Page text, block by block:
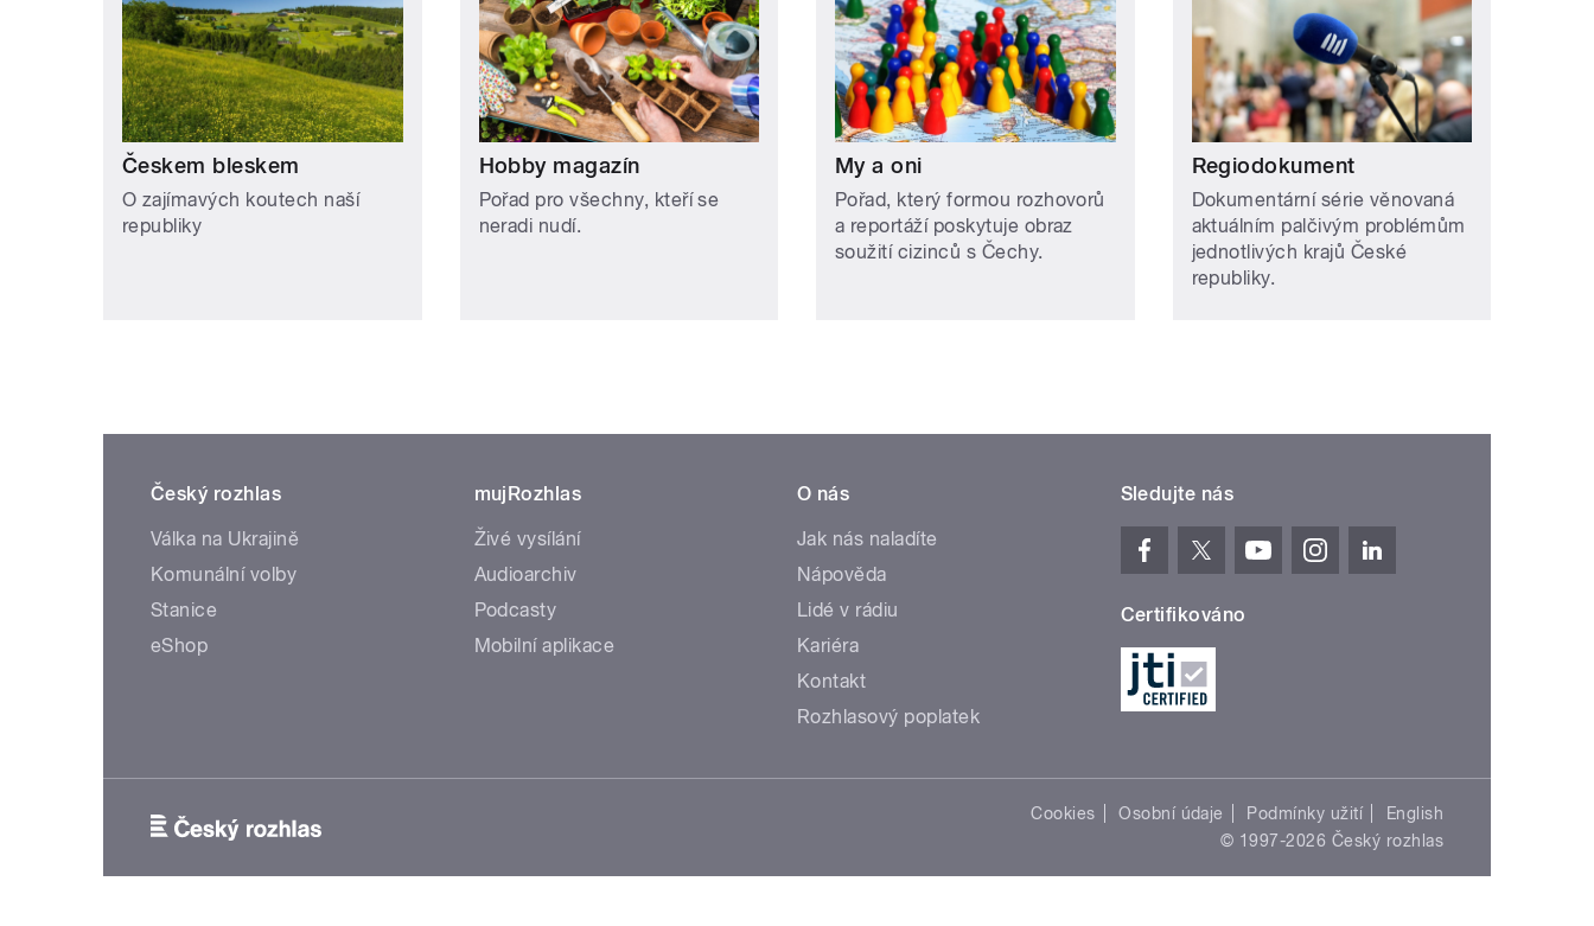
Českem bleskem
O zajímavých koutech naší
republiky
Hobby magazín
Pořad pro všechny, kteří se
neradi nudí.
My a oni
Pořad, který formou rozhovorů
a reportáží poskytuje obraz
soužití cizinců s Čechy.
Regiodokument
Dokumentární série věnovaná
aktuálním palčivým problémům
jednotlivých krajů České
republiky.
Český rozhlas
Válka na Ukrajině
Komunální volby
Stanice
eShop
mujRozhlas
Živé vysílání
Audioarchiv
Podcasty
Mobilní aplikace
O nás
Jak nás naladíte
Nápověda
Lidé v rádiu
Kariéra
Kontakt
Rozhlasový poplatek
Sledujte nás
Certifikováno
Cookies Osobní údaje Podmínky užití
English
© 1997-2026 Český rozhlas